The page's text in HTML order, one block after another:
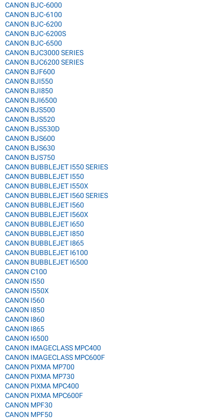
CANON BJC-6000
CANON BJC-6100
CANON BJC-6200
CANON BJC-6200S
CANON BJC-6500
CANON BJC3000 SERIES
CANON BJC6200 SERIES
CANON BJF600
CANON BJI550
CANON BJI850
CANON BJI6500
CANON BJS500
CANON BJS520
CANON BJS530D
CANON BJS600
CANON BJS630
CANON BJS750
CANON BUBBLEJET I550 SERIES
CANON BUBBLEJET I550
CANON BUBBLEJET I550X
CANON BUBBLEJET I560 SERIES
CANON BUBBLEJET I560
CANON BUBBLEJET I560X
CANON BUBBLEJET I650
CANON BUBBLEJET I850
CANON BUBBLEJET I865
CANON BUBBLEJET I6100
CANON BUBBLEJET I6500
CANON C100
CANON I550
CANON I550X
CANON I560
CANON I850
CANON I860
CANON I865
CANON I6500
CANON IMAGECLASS MPC400
CANON IMAGECLASS MPC600F
CANON PIXMA MP700
CANON PIXMA MP730
CANON PIXMA MPC400
CANON PIXMA MPC600F
CANON MPF30
CANON MPF50